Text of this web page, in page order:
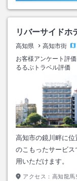
リバーサイドホ
高知県 高知市街
お客様アンケート評価
るるぶトラベル評価
高知市の鏡川畔に
のこもったサービ
用いただけます。
アクセス： 高知龍